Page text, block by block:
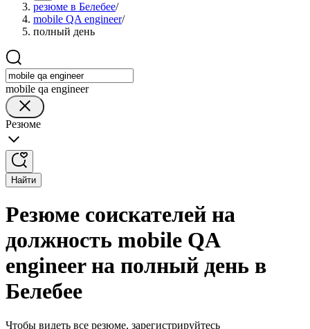
резюме в Белебее/
mobile QA engineer/
полный день
mobile qa engineer
Резюме
Найти
Резюме соискателей на
должность mobile QA
engineer на полный день в
Белебее
Чтобы видеть все резюме, зарегистрируйтесь